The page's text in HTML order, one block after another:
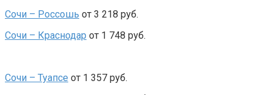
Сочи – Россошь от 3 218 руб.
Сочи – Краснодар от 1 748 руб.
Сочи – Туапсе от 1 357 руб.